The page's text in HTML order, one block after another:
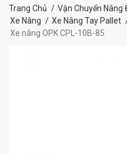
Trang Chủ
Vận Chuyển Nâng
Xe Nâng
Xe Nâng Tay Pallet
Xe nâng OPK CPL-10B-85